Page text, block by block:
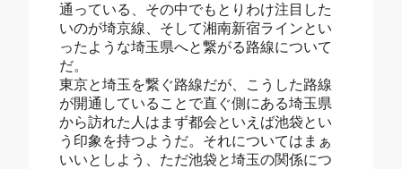
通っている、その中でもとりわけ注目した
いのが埼京線、そして湘南新宿ラインとい
ったような埼玉県へと繋がる路線について
だ。
東京と埼玉を繋ぐ路線だが、こうした路線
が開通していることで直ぐ側にある埼玉県
から訪れた人はまず都会といえば池袋とい
う印象を持つようだ。それについてはまぁ
いいとしよう、ただ池袋と埼玉の関係につ